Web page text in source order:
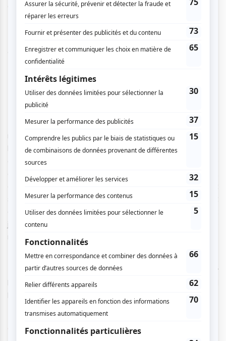
acrobaties.
Êtes-vous nostalgiques de cette époque où vous partiez
camper avec vos parents et amis ?
Que verra-t-on en assistant à Camping?
Il ne faut pas s’attendre à un spectacle où défilent des
numéros époustouflants d’acrobatie ou de voltige nous
laissant bouche bée, mais plutôt à un décor de terrain de
camping, avec des roulottes vintages, une tente, un feu de
camp et une table à pique-nique. Dans cet environnement,
des hommes et des femmes tissent des liens et
s’amusent. Le théâtre, la comédie et la danse sont
omniprésents et les numéros circassiens s’intercalent :
jonglerie, mains à mains, équilibre sur vélo ou sur de
multiples chaises empilées, roue allemande, mât chinois…
Le plaisir des artistes à être sur scène et à nous présenter
leur art est communicatif : à plusieurs reprises, on entend
Ce mélimélo du spectacle vous donne une idée.